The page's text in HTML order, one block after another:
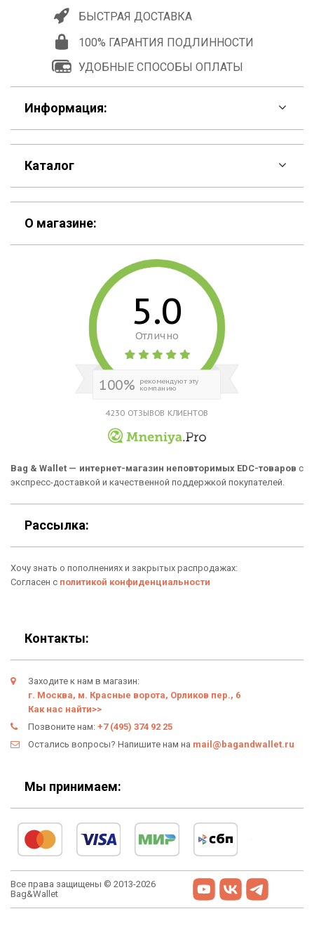
БЫСТРАЯ ДОСТАВКА
100% ГАРАНТИЯ ПОДЛИННОСТИ
УДОБНЫЕ СПОСОБЫ ОПЛАТЫ
Информация:
F.A.Q
Контакты
Шоурум
Материалы
Способы оплаты
Подарочные сертификаты
Условия возврата
Оферта
Политика конфиденциальности
Личный кабинет
Каталог
Скидки
Кошельки
Для гаджетов
Аксессуары
Популярные товары
О магазине:
5.0
Отлично
100% рекомендуют эту
компанию
4230 ОТЗЫВОВ КЛИЕНТОВ
Bag & Wallet — интернет-магазин неповторимых EDC-товаров с
экспресс-доставкой и качественной поддержкой покупателей.
Рассылка:
Хочу знать о пополнениях и закрытых распродажах:
Согласен с политикой конфиденциальности
Контакты:
Заходите к нам в магазин:
г. Москва, м. Красные ворота, Орликов пер., 6
Как нас найти>>
Позвоните нам: +7 (495) 374 92 25
Остались вопросы? Напишите нам на mail@bagandwallet.ru
Мы принимаем:
Все права защищены © 2013-2026
Bag&Wallet